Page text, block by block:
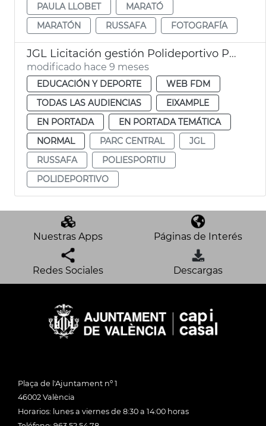
PAULA LLOBET
MARATÓ
MARATÓN
RUSSAFA FOTOGRAFÍA
JGL Licitación gestión Polideportivo Parc Central
modificado hace 9 meses
EDUCACIÓN Y DEPORTE
WEB FDM
TODAS LAS AUDIENCIAS
EIXAMPLE
EN PORTADA
EN PORTADA TEMÁTICA
NORMAL
PARC CENTRAL
JGL
RUSSAFA
POLIESPORTIU
POLIDEPORTIVO
Nuestras Apps Páginas de Interés
Redes Sociales Descargas
Plaça de l'Ajuntament nº 1
46002 València
Horarios: lunes a viernes de 8:30 a 14:00 horas